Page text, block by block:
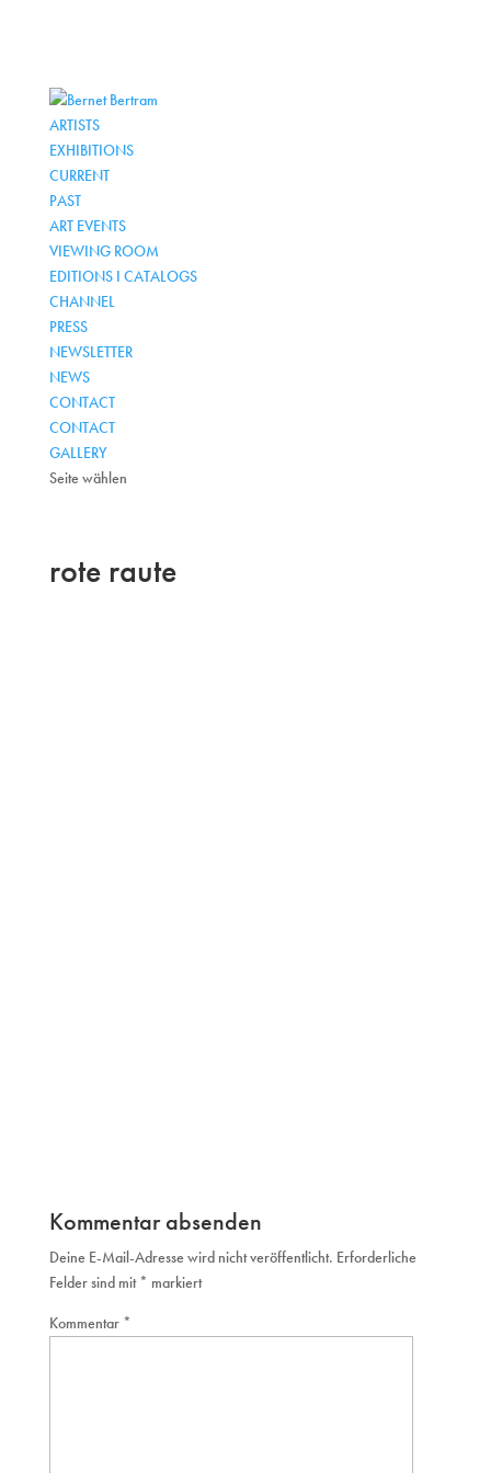
ARTISTS
EXHIBITIONS
CURRENT
PAST
ART EVENTS
VIEWING ROOM
EDITIONS I CATALOGS
CHANNEL
PRESS
NEWSLETTER
NEWS
CONTACT
CONTACT
GALLERY
Seite wählen
rote raute
Kommentar absenden
Deine E-Mail-Adresse wird nicht veröffentlicht. Erforderliche
Felder sind mit* markiert
Kommentar *